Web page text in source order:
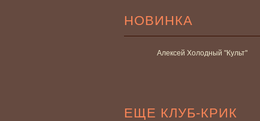
НОВИНКА
Алексей Холодный "Культ"
ЕЩЕ КЛУБ-КРИК